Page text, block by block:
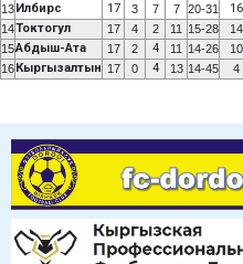
13 Илбирс 17 3 7 7 20-31 16
14Токтогул 17 4 2 11 15-28
14
15Абдыш-Ата 17 2 4 11 14-26
10
16 Кыргызалтын 17 0 4 13 14-45 4